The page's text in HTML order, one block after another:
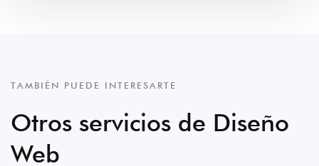
TAMBIÉN PUEDE INTERESARTE
Otros servicios de Diseño
Web